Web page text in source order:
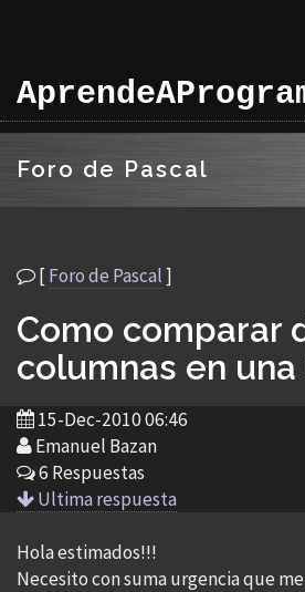
Foro de Pascal
[Foro de Pascal]
Como comparar
columnas en
15-Dec-2010 06:46
Emanuel Bazan
6 Respuestas
Ultima respuesta
Hola estimados!!!
Necesito con suma urgencia que